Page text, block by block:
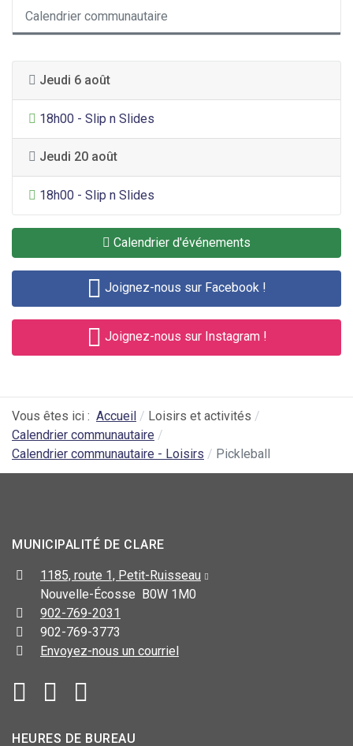
Calendrier communautaire
Jeudi 6 août
Divertissement général
18h00 - Slip n Slides
Jeudi 20 août
Divertissement général
18h00 - Slip n Slides
Calendrier d'événements
Joignez-nous sur Facebook !
Joignez-nous sur Instagram !
Vous êtes ici : Accueil
Loisirs et activités
Calendrier communautaire
Calendrier communautaire - Loisirs
Pickleball
MUNICIPALITÉ DE CLARE
1185, route 1, Petit-Ruisseau
Nouvelle-Écosse B0W 1M0
902-769-2031
902-769-3773
Envoyez-nous un courriel
HEURES DE BUREAU